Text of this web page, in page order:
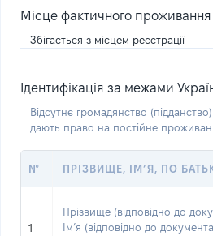
Місце фактичного проживання
Збігається з місцем реєстрації
Ідентифікація за межами
Відсутнє громадянство
дають право на постійне
№ ПРІЗВИЩЕ, ІМ’Я, ПО
1
Прізвище (відповідно до
Ім’я (відповідно до